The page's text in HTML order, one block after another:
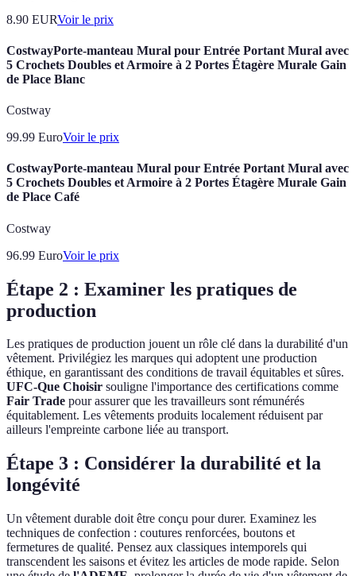
8.90 EURVoir le prix
CostwayPorte-manteau Mural pour Entrée Portant Mural avec
5 Crochets Doubles et Armoire à 2 Portes Étagère Murale Gain
de Place Blanc
Costway
99.99 EuroVoir le prix
CostwayPorte-manteau Mural pour Entrée Portant Mural avec
5 Crochets Doubles et Armoire à 2 Portes Étagère Murale Gain
de Place Café
Costway
96.99 EuroVoir le prix
Étape 2 : Examiner les pratiques de
production
Les pratiques de production jouent un rôle clé dans la durabilité d'un
vêtement. Privilégiez les marques qui adoptent une production
éthique, en garantissant des conditions de travail équitables et sûres.
UFC-Que Choisir souligne l'importance des certifications comme
Fair Trade pour assurer que les travailleurs sont rémunérés
équitablement. Les vêtements produits localement réduisent par
ailleurs l'empreinte carbone liée au transport.
Étape 3 : Considérer la durabilité et la
longévité
Un vêtement durable doit être conçu pour durer. Examinez les
techniques de confection : coutures renforcées, boutons et
fermetures de qualité. Pensez aux classiques intemporels qui
transcendent les saisons et évitez les articles de mode rapide. Selon